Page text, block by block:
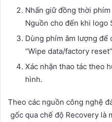
Nhấn giữ đồng thời
Nguồn cho đến khi logo
Dùng phím âm lượng để
“Wipe data/factory
Xác nhận thao tác theo
hình.
Theo các nguồn công nghệ
gốc qua chế độ Recovery là